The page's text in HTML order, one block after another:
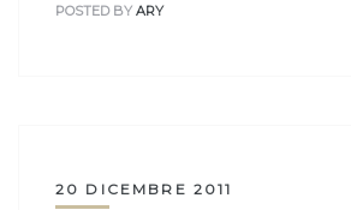
POSTED BY ARY
20 DICEMBRE 2011